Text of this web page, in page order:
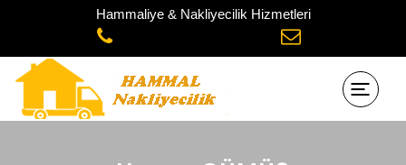
Hammaliye & Nakliyecilik Hizmetleri